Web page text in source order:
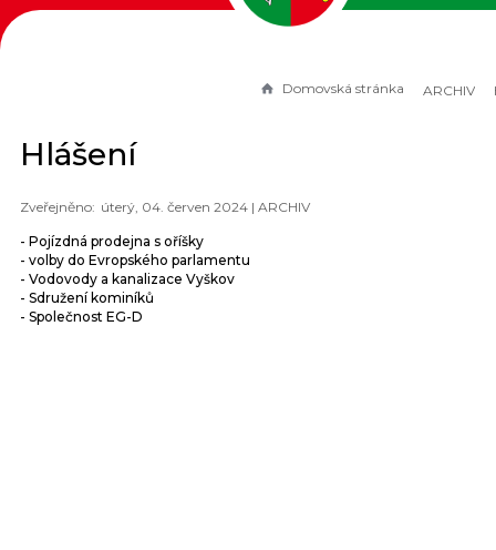
Domovská stránka ARCHIV
Hlášení
úterý, 04. červen 2024 | ARCHIV
- Pojízdná prodejna s oříšky
- volby do Evropského parlamentu
- Vodovody a kanalizace Vyškov
- Sdružení kominíků
- Společnost EG-D